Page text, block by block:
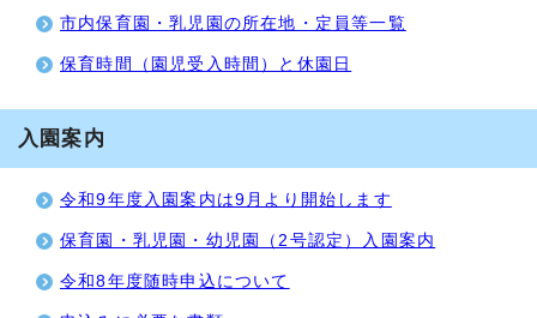
市内保育園・乳児園の所在地・定員等一覧
保育時間（園児受入時間）と休園日
入園案内
令和9年度入園案内は9月より開始します
保育園・乳児園・幼児園（2号認定）入園案内
令和8年度随時申込について